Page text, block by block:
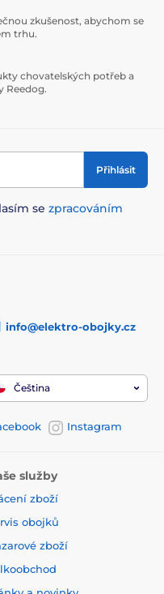
zkušenost, abychom se
trhu.
chovatelských potřeb a
Reedog.
Přihlásit
se zpracováním
info@elektro-obojky.cz
Čeština
Instagram
služby
zboží
obojků
zboží